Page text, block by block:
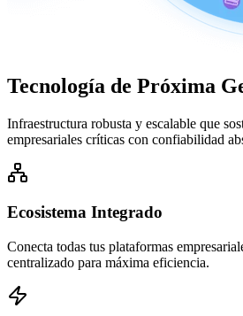
Tecnología de Próxima
Infraestructura robusta y escalable que
empresariales críticas con confiabilidad
Ecosistema Integrado
Conecta todas tus plataformas
centralizado para máxima eficiencia.